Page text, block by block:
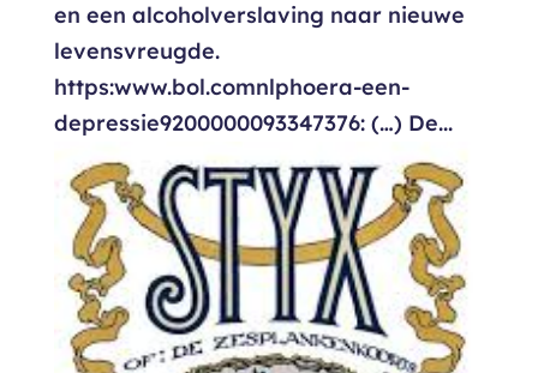
en een alcoholverslaving naar nieuwe
levensvreugde.
https:www.bol.comnlphoera-een-
depressie9200000093347376: (…) De...